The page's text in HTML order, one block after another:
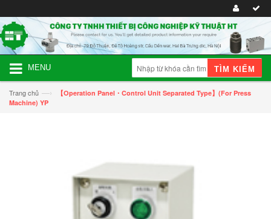
MENU TÌM KIẾM
Trang chủ —›
【Operation Panel・Control Unit Separated Type】(For Press
Machine) YP